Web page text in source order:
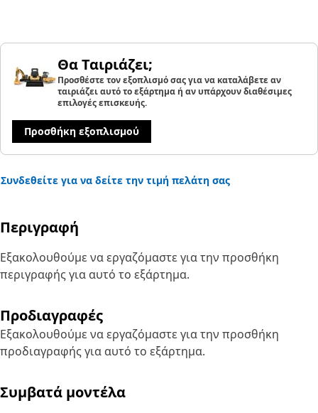
Θα Ταιριάζει;
Προσθέστε τον εξοπλισμό σας για να καταλάβετε αν
ταιριάζει αυτό το εξάρτημα ή αν υπάρχουν διαθέσιμες
επιλογές επισκευής.
Προσθήκη εξοπλισμού
Συνδεθείτε για να δείτε την τιμή πελάτη σας
Περιγραφή
Εξακολουθούμε να εργαζόμαστε για την προσθήκη
περιγραφής για αυτό το εξάρτημα.
Προδιαγραφές
Εξακολουθούμε να εργαζόμαστε για την προσθήκη
προδιαγραφής για αυτό το εξάρτημα.
Συμβατά μοντέλα